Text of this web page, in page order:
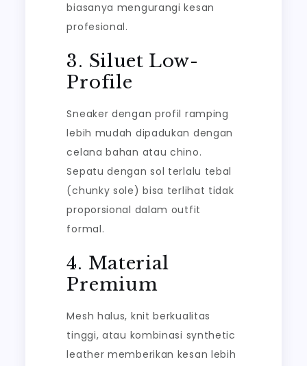
biasanya mengurangi kesan
profesional.
3. Siluet Low-
Profile
Sneaker dengan profil ramping
lebih mudah dipadukan dengan
celana bahan atau chino.
Sepatu dengan sol terlalu tebal
(chunky sole) bisa terlihat tidak
proporsional dalam outfit
formal.
4. Material
Premium
Mesh halus, knit berkualitas
tinggi, atau kombinasi synthetic
leather memberikan kesan lebih